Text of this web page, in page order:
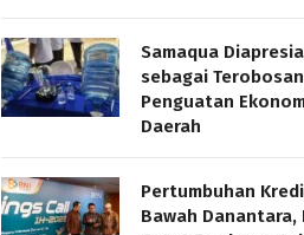
Samaqua
sebagai
Penguatan
Daerah
Pertumbuhan
Bawah Danantara,